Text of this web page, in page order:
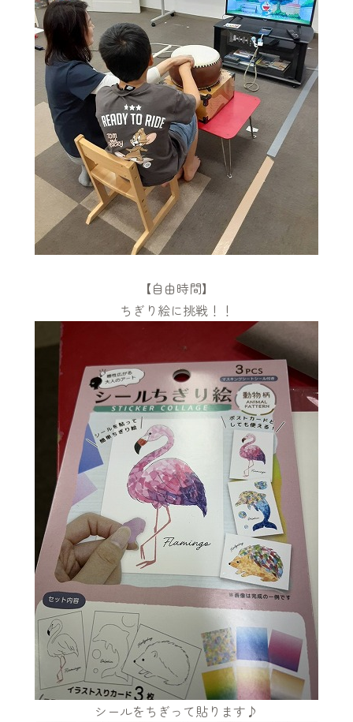
【自由時間】
ちぎり絵に挑戦！！
シールをちぎって貼ります♪